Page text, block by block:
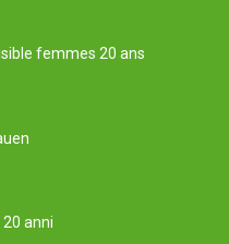
femmes 20 ans
anni